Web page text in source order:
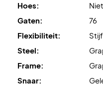
Hoes:
Gaten:
76
Flexibiliteit:
Stijf
Steel:
Frame:
Snaar: